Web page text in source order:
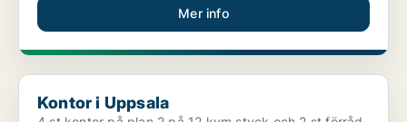
Mer info
Kontor i Uppsala
Kontor i Uppsala